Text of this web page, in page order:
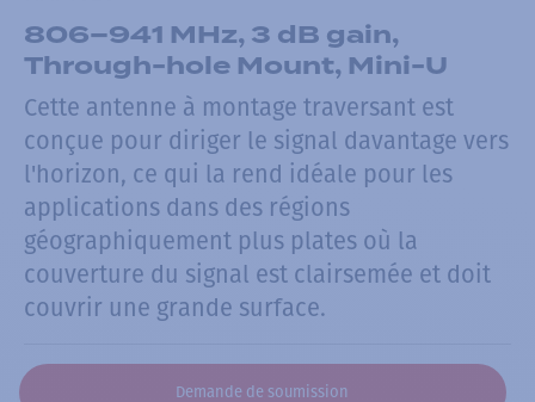
806–941 MHz, 3 dB gain,
Through-hole Mount, Mini-U
Cette antenne à montage traversant est
conçue pour diriger le signal davantage vers
l'horizon, ce qui la rend idéale pour les
applications dans des régions
géographiquement plus plates où la
couverture du signal est clairsemée et doit
couvrir une grande surface.
Demande de soumission